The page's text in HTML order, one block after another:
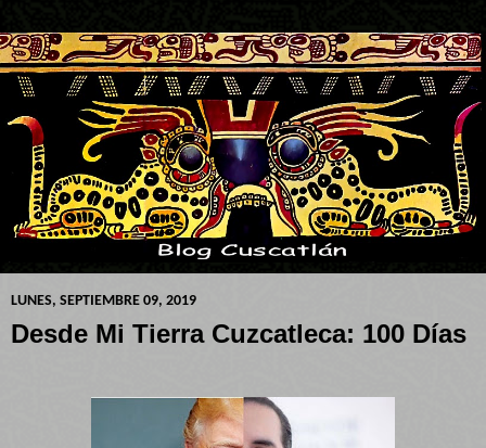
LUNES, SEPTIEMBRE 09, 2019
Desde Mi Tierra Cuzcatleca: 100 Días